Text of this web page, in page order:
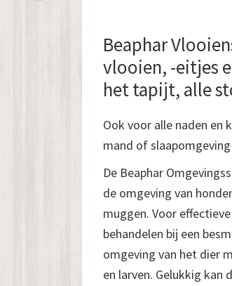
Beaphar
vlooien, -eitjes
het tapijt, alle
Ook voor alle naden en
mand of
De Beaphar
de omgeving van
muggen. Voor
behandelen bij een
omgeving van het dier
en larven. Gelukkig kan